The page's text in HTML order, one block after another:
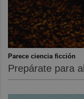
Parece ciencia ficción
Prepárate para